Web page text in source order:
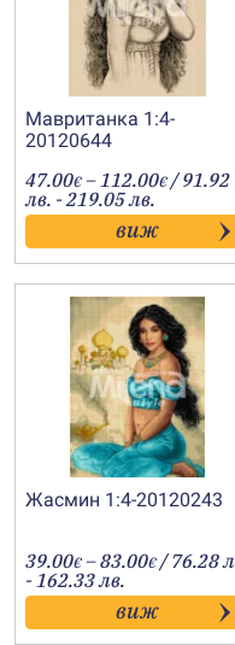
Мавританка 1:4-
20120644
47.00€ –112.00€Price
range:
47.00€
through
112.00€
/ 91.92
лв. - 219.05 лв.
виж
Жасмин 1:4-20120243
39.00€ –83.00€Price
range:
39.00€
through
83.00€
/ 76.28
- 162.33 лв.
виж